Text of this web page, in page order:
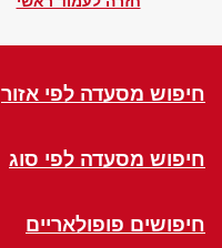
חיפוש מסעדה לפי אזור
חיפוש מסעדה לפי סוג
חיפושים פופולאריים